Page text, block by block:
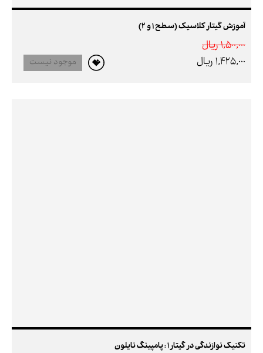
آموزش گیتار کلاسیک (سطح 1 و 2)
1,500,000 ريال
1,425,000 ريال
موجود نیست
تکنیک نوازندگی در گیتار 1 : پامپینگ نایلون